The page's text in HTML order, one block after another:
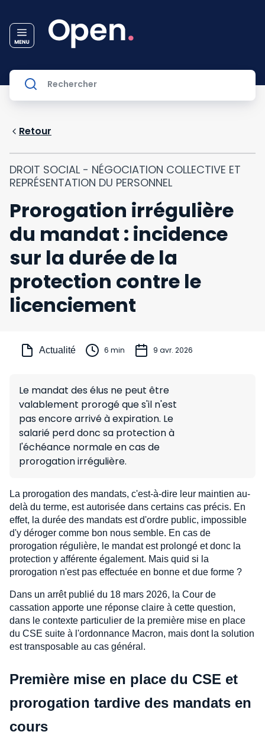
Retour
DROIT SOCIAL - NÉGOCIATION COLLECTIVE ET
REPRÉSENTATION DU PERSONNEL
Prorogation irrégulière
du mandat : incidence
sur la durée de la
protection contre le
licenciement
Actualité 6 min 9 avr. 2026
Le mandat des élus ne peut être
valablement prorogé que s'il n'est
pas encore arrivé à expiration. Le
salarié perd donc sa protection à
l'échéance normale en cas de
prorogation irrégulière.
La prorogation des mandats, c'est-à-dire leur maintien au-
delà du terme, est autorisée dans certains cas précis. En
effet, la durée des mandats est d'ordre public, impossible
d'y déroger comme bon nous semble. En cas de
prorogation régulière, le mandat est prolongé et donc la
protection y afférente également. Mais quid si la
prorogation n'est pas effectuée en bonne et due forme ?
Dans un arrêt publié du 18 mars 2026, la Cour de
cassation apporte une réponse claire à cette question,
dans le contexte particulier de la première mise en place
du CSE suite à l'ordonnance Macron, mais dont la solution
est transposable au cas général.
Première mise en place du CSE et
prorogation tardive des mandats en
cours